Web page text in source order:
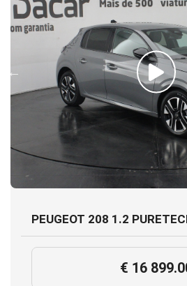
PEUGEOT 208 1.2
€ 16